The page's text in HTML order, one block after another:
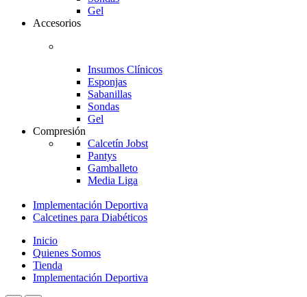
Gel
Accesorios
Insumos Clínicos
Esponjas
Sabanillas
Sondas
Gel
Compresión
Calcetín Jobst
Pantys
Gamballeto
Media Liga
Implementación Deportiva
Calcetines para Diabéticos
Inicio
Quienes Somos
Tienda
Implementación Deportiva